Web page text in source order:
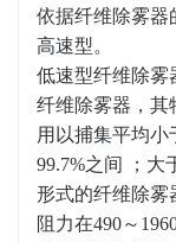
依据纤维除雾器
高速型。
低速型纤维除雾
纤维除雾器，其
用以捕集平均小
99.7%之间 ；大
形式的纤维除雾
阻力在490～